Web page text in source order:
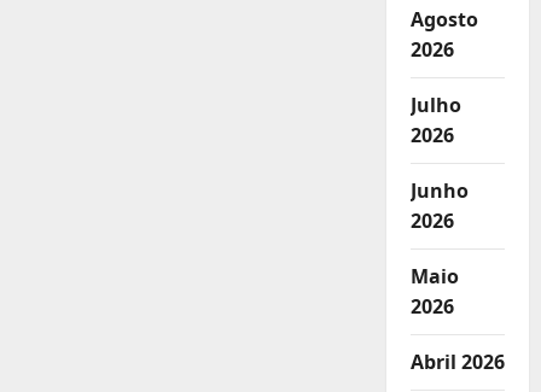
Agosto
2026
Julho
2026
Junho
2026
Maio
2026
Abril 2026